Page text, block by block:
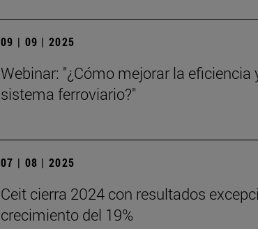
09 | 09 | 2025
Webinar: "¿Cómo mejorar la eficiencia
sistema ferroviario?"
07 | 08 | 2025
Ceit cierra 2024 con resultados
crecimiento del 19%